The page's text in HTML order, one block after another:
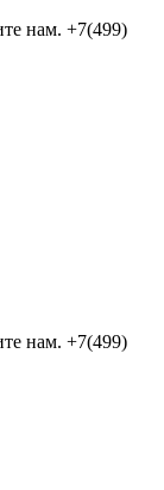
нам. +7(499)
нам. +7(499)